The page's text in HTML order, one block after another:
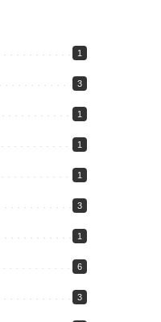
1
3
1
1
1
3
1
6
3